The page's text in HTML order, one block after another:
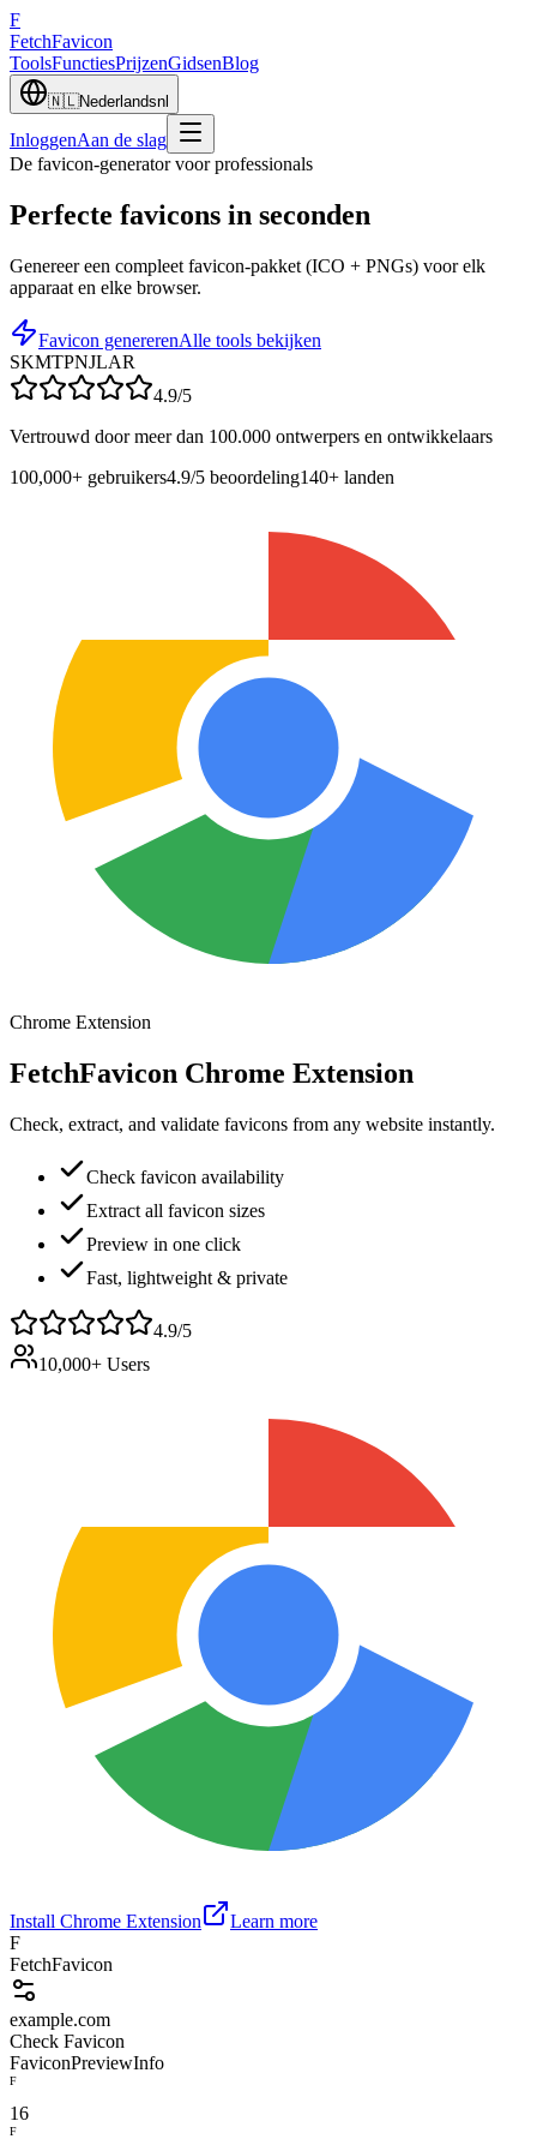
F
FetchFavicon
ToolsFunctiesPrijzenGidsenBlog
🇳🇱Nederlandsnl
InloggenAan de slag
De favicon-generator voor professionals
Perfecte favicons in seconden
Genereer een compleet favicon-pakket (ICO + PNGs) voor elk
apparaat en elke browser.
Favicon genererenAlle tools bekijken
SKMTPNJLAR
4.9/5
Vertrouwd door meer dan 100.000 ontwerpers en ontwikkelaars
100,000+ gebruikers4.9/5 beoordeling140+ landen
Chrome Extension
FetchFavicon Chrome Extension
Check, extract, and validate favicons from any website instantly.
Check favicon availability
Extract all favicon sizes
Preview in one click
Fast, lightweight & private
4.9/5
10,000+ Users
Install Chrome Extension
Learn more
F
FetchFavicon
example.com
Check Favicon
FaviconPreviewInfo
F
16
F